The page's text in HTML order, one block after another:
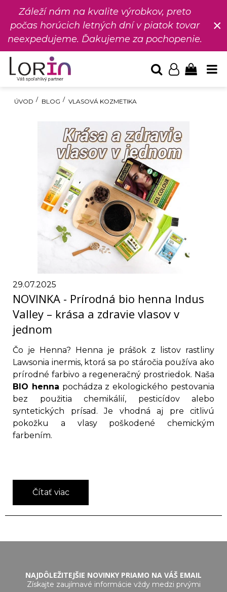
Záleží nám na kvalite výrobkov, preto
počas horúcich letných dní v piatok tovar
neexpedujeme. Ďakujeme za pochopenie.
×
ÚVOD BLOG VLASOVÁ KOZMETIKA
29.07.2025
NOVINKA - Prírodná bio henna Indus
Valley – krása a zdravie vlasov v
jednom
Čo je Henna? Henna je prášok z listov rastliny
Lawsonia inermis, ktorá sa po stáročia používa ako
prírodné farbivo a regeneračný prostriedok. Naša
BIO henna pochádza z ekologického pestovania
bez použitia chemikálií, pesticídov alebo
syntetických prísad. Je vhodná aj pre citlivú
pokožku a vlasy poškodené chemickým
farbením.
Čítať viac
NAJDÔLEŽITEJŠIE NOVINKY PRIAMO NA VÁŠ EMAIL
Získajte zaujímavé informácie vždy medzi prvými